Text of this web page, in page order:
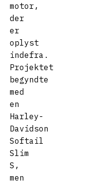
motor,
der
er
oplyst
indefra.
Projektet
begyndte
med
en
Harley-
Davidson
Softail
Slim
S,
men